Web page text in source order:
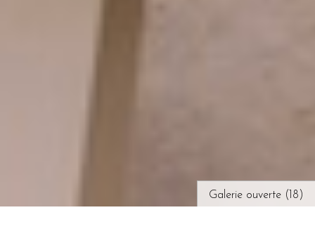
Galerie ouverte (18)